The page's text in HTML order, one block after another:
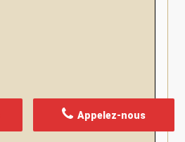
Appelez-nous